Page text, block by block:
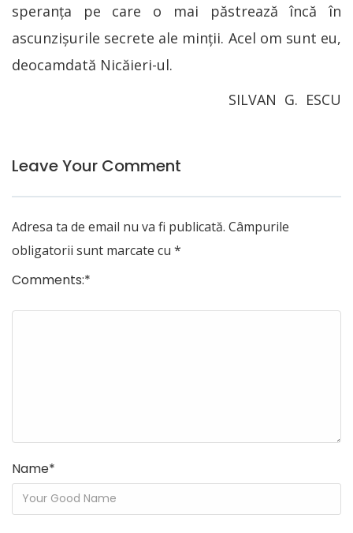
speranța pe care o mai păstrează încă în
ascunzișurile secrete ale minții. Acel om sunt eu,
deocamdată Nicăieri-ul.
SILVAN G. ESCU
Leave Your Comment
Adresa ta de email nu va fi publicată. Câmpurile
obligatorii sunt marcate cu *
Comments:*
Name*